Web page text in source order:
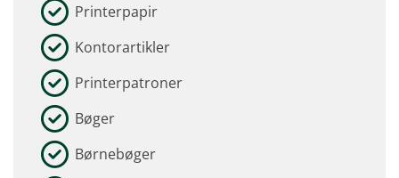
Printerpapir
Kontorartikler
Printerpatroner
Bøger
Børnebøger